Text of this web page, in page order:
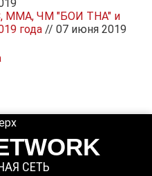
MMA, ЧМ "БОИ ТНА" и
года // 07 июня 2019
СЕТЬ